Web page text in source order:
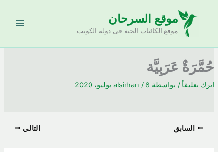
موقع السرحان
موقع الكائنات الحية في دولة الكويت
حُمَّرَةٌ عَرَبِيَّة
اترك تعليقاً / بواسطة alsirhan/ 8 يوليو، 2020
السابق التالي